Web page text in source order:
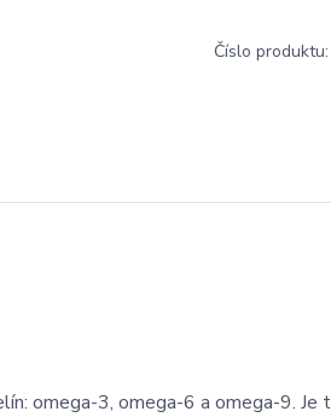
Číslo produktu:
omega-3, omega-6 a omega-9. Je